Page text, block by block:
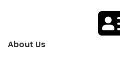
About Us